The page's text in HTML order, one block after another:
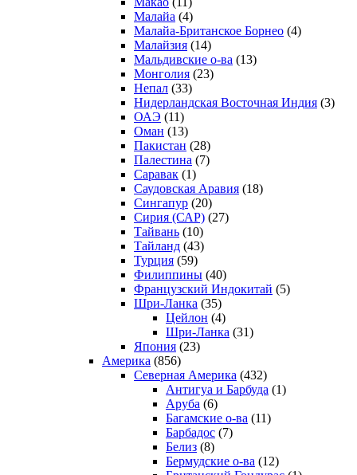
Малайа (4)
Малайа-Британское Борнео (4)
Малайзия (14)
Мальдивские о-ва (13)
Монголия (23)
Непал (33)
Нидерландская Восточная Индия (3)
ОАЭ (11)
Оман (13)
Пакистан (28)
Палестина (7)
Саравак (1)
Саудовская Аравия (18)
Сингапур (20)
Сирия (САР) (27)
Тайвань (10)
Тайланд (43)
Турция (59)
Филиппины (40)
Французский Индокитай (5)
Шри-Ланка (35)
Цейлон (4)
Шри-Ланка (31)
Япония (23)
Америка (856)
Северная Америка (432)
Антигуа и Барбуда (1)
Аруба (6)
Багамские о-ва (11)
Барбадос (7)
Белиз (8)
Бермудские о-ва (12)